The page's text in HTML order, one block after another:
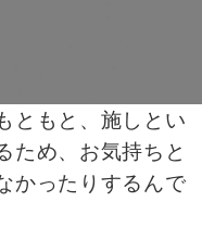
ともと、施しとい
ため、お気持ちと
かったりするんで